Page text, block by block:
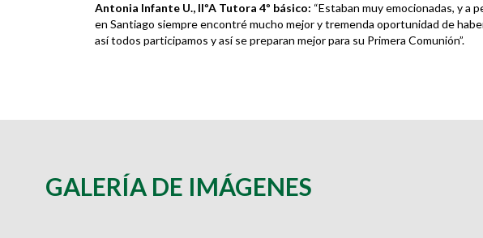
Antonia Infante U., IIºA Tutora 4º básico: “Estaban muy emocionadas, y a
en Santiago siempre encontré mucho mejor y tremenda oportunidad de
así todos participamos y así se preparan mejor para su Primera Comunión”.
GALERÍA DE IMÁGENES